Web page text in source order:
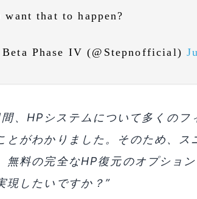
that to happen?
Phase IV (@Stepnofficial)
、HPシステムについて多くのフ
とがわかりました。そのため、ス
無料の完全なHP復元のオプショ
現したいですか？”